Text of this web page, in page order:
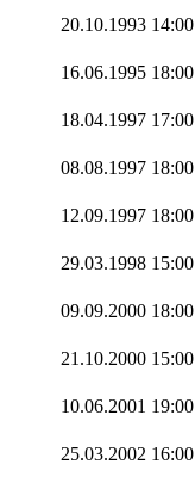
20.10.1993 14:00
16.06.1995 18:00
18.04.1997 17:00
08.08.1997 18:00
12.09.1997 18:00
29.03.1998 15:00
09.09.2000 18:00
21.10.2000 15:00
10.06.2001 19:00
25.03.2002 16:00